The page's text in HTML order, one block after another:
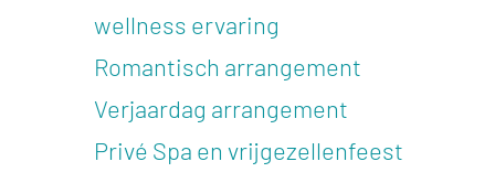
wellness ervaring
Romantisch arrangement
Verjaardag arrangement
Privé Spa en vrijgezellenfeest